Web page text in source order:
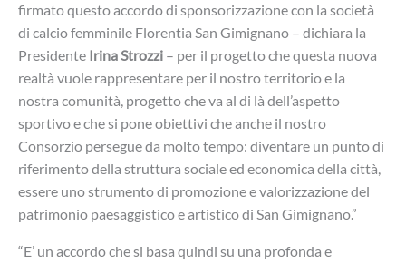
firmato questo accordo di sponsorizzazione con la società
di calcio femminile Florentia San Gimignano – dichiara la
Presidente Irina Strozzi – per il progetto che questa nuova
realtà vuole rappresentare per il nostro territorio e la
nostra comunità, progetto che va al di là dell’aspetto
sportivo e che si pone obiettivi che anche il nostro
Consorzio persegue da molto tempo: diventare un punto di
riferimento della struttura sociale ed economica della città,
essere uno strumento di promozione e valorizzazione del
patrimonio paesaggistico e artistico di San Gimignano.”
“E’ un accordo che si basa quindi su una profonda e